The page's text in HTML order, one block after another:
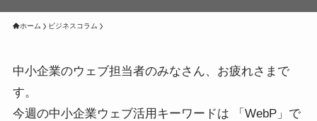
ホーム ビジネスコラム
中小企業のウェブ担当者のみなさん、お疲れさまで
す。
今週の中小企業ウェブ活用キーワードは 「WebP」で